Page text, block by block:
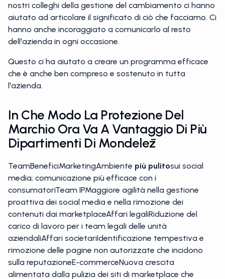
nostri colleghi della gestione del cambiamento ci hanno
aiutato ad articolare il significato di ciò che facciamo. Ci
hanno anche incoraggiato a comunicarlo al resto
dell'azienda in ogni occasione.
Questo ci ha aiutato a creare un programma efficace
che è anche ben compreso e sostenuto in tutta
l'azienda.
In Che Modo La Protezione Del
Marchio Ora Va A Vantaggio Di Più
Dipartimenti Di Mondelēz
TeamBeneficiMarketingAmbiente più pulitosui social
media; comunicazione più efficace con i
consumatoriTeam IPMaggiore agilità nella gestione
proattiva dei social media e nella rimozione dei
contenuti dai marketplaceAffari legaliRiduzione del
carico di lavoro per i team legali delle unità
aziendaliAffari societariIdentificazione tempestiva e
rimozione delle pagine non autorizzate che incidono
sulla reputazioneE-commerceNuova crescita
alimentata dalla pulizia dei siti di marketplace che